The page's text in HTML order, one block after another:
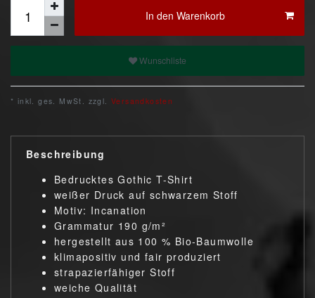
In den Warenkorb
Wunschliste
* inkl. ges. MwSt. zzgl. Versandkosten
Beschreibung
Bedrucktes Gothic T-Shirt
weißer Druck auf schwarzem Stoff
Motiv: Incanation
Grammatur 190 g/m²
hergestellt aus 100 % Bio-Baumwolle
klimapositiv und fair produziert
strapazierfähiger Stoff
weiche Qualität